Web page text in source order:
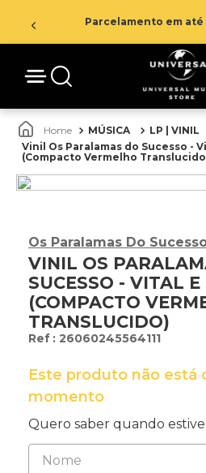
Parcelamento em até
MÚSICA LP | VINIL
Vinil Os Paralamas do Sucesso -
(Compacto Vermelho
Os Paralamas Do
VINIL OS
SUCESSO - VITAL
(COMPACTO
TRANSLUCIDO)
: 26060245564111
Este produto não está
momento
Quero saber quando